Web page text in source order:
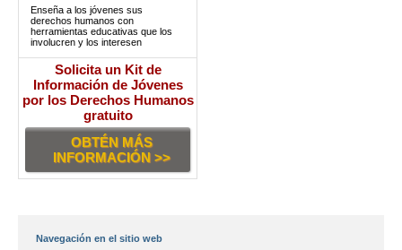
Enseña a los jóvenes sus
derechos humanos con
herramientas educativas que los
involucren y los interesen
Solicita un Kit de
Información de Jóvenes
por los Derechos Humanos
gratuito
OBTÉN MÁS
INFORMACIÓN >>
Navegación en el sitio web